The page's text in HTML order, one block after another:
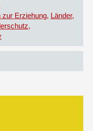
zur Erziehung Länder